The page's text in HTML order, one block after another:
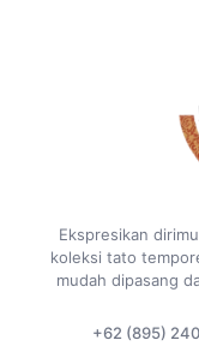
Ekspresikan
koleksi tato
mudah dipasang
+62 (895)